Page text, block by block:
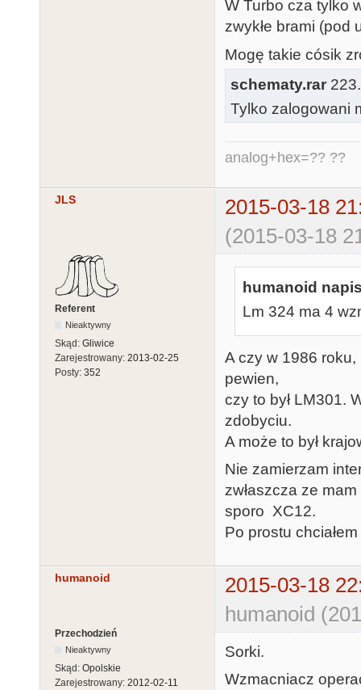
W Turbo cza tylko
zwykłe brami (pod
Mogę takie cósik
schematy.rar
Tylko zalogowani
analog+hex=?? ??
JLS
2015-03-18
(2015-03-18
Referent
Nieaktywny
Skąd: Gliwice
Zarejestrowany: 2013-02-25
Posty: 352
humanoid
Lm 324 ma 4
A czy w 1986 roku,
pewien,
czy to był LM301.
zdobyciu.
A może to był
Nie zamierzam
zwłaszcza ze
sporo XC12.
Po prostu
humanoid
2015-03-18
humanoid
Przechodzień
Nieaktywny
Skąd: Opolskie
Zarejestrowany: 2012-02-11
Sorki.
Wzmacniacz